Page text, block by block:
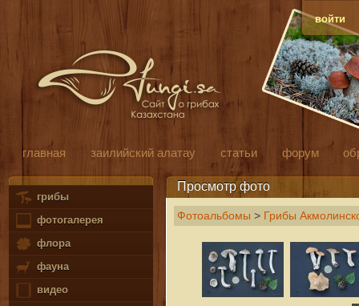
войти
главная заилийский алатау статьи форум
грибы
фотогалерея
флора
фауна
видео
Просмотр фото
Фотоальбомы > Грибы